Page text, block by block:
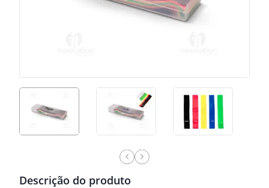
Descrição do produto